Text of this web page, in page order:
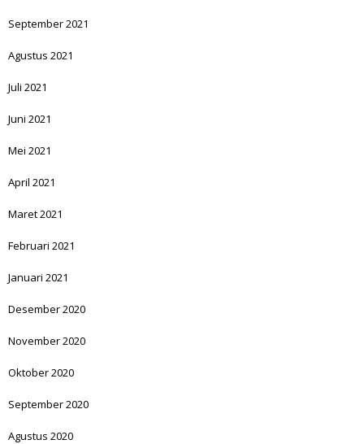
September 2021
Agustus 2021
Juli 2021
Juni 2021
Mei 2021
April 2021
Maret 2021
Februari 2021
Januari 2021
Desember 2020
November 2020
Oktober 2020
September 2020
Agustus 2020